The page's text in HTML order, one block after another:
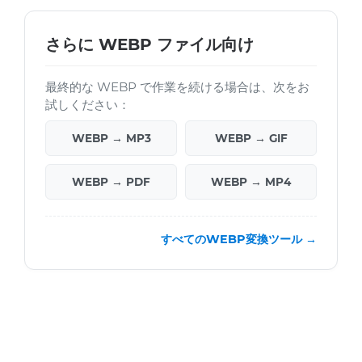
さらに WEBP ファイル向け
最終的な WEBP で作業を続ける場合は、次をお
試しください：
WEBP → MP3 WEBP → GIF
WEBP → PDF WEBP → MP4
すべてのWEBP変換ツール →